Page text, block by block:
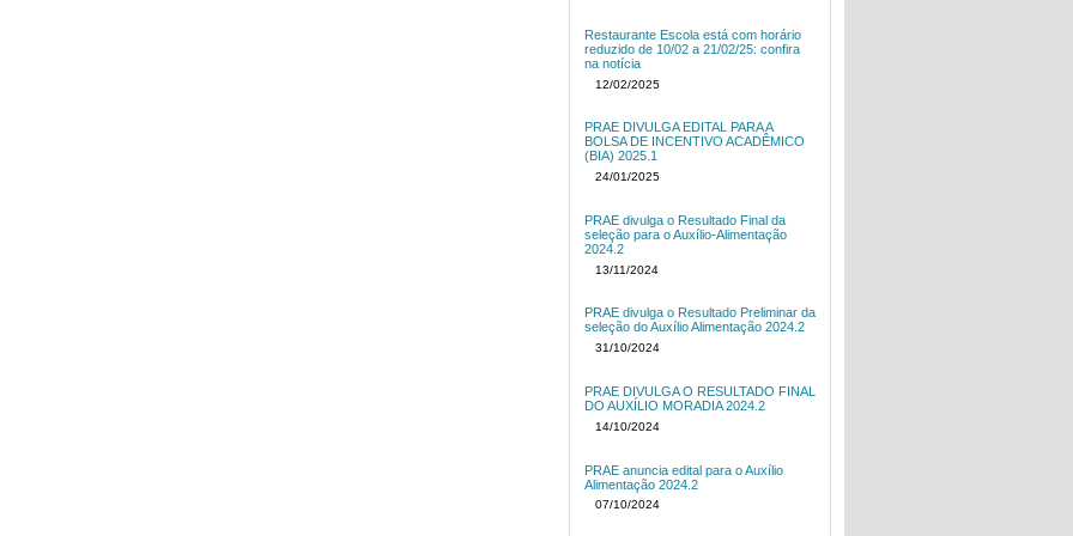
Restaurante Escola está com horário
reduzido de 10/02 a 21/02/25: confira
na notícia
12/02/2025
PRAE DIVULGA EDITAL PARA A
BOLSA DE INCENTIVO ACADÊMICO
(BIA) 2025.1
24/01/2025
PRAE divulga o Resultado Final da
seleção para o Auxílio-Alimentação
2024.2
13/11/2024
PRAE divulga o Resultado Preliminar da
seleção do Auxílio Alimentação 2024.2
31/10/2024
PRAE DIVULGA O RESULTADO FINAL
DO AUXÍLIO MORADIA 2024.2
14/10/2024
PRAE anuncia edital para o Auxílio
Alimentação 2024.2
07/10/2024